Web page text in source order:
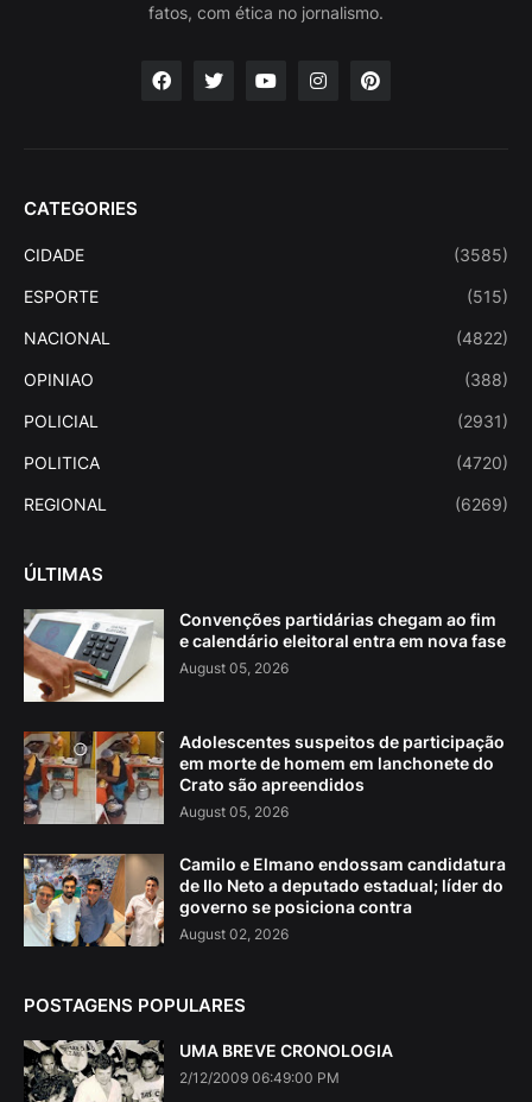
fatos, com ética no jornalismo.
CATEGORIES
CIDADE (3585)
ESPORTE (515)
NACIONAL (4822)
OPINIAO (388)
POLICIAL (2931)
POLITICA (4720)
REGIONAL (6269)
ÚLTIMAS
Convenções partidárias chegam ao fim
e calendário eleitoral entra em nova fase
August 05, 2026
Adolescentes suspeitos de participação
em morte de homem em lanchonete do
Crato são apreendidos
August 05, 2026
Camilo e Elmano endossam candidatura
de Ilo Neto a deputado estadual; líder do
governo se posiciona contra
August 02, 2026
POSTAGENS POPULARES
UMA BREVE CRONOLOGIA
2/12/2009 06:49:00 PM